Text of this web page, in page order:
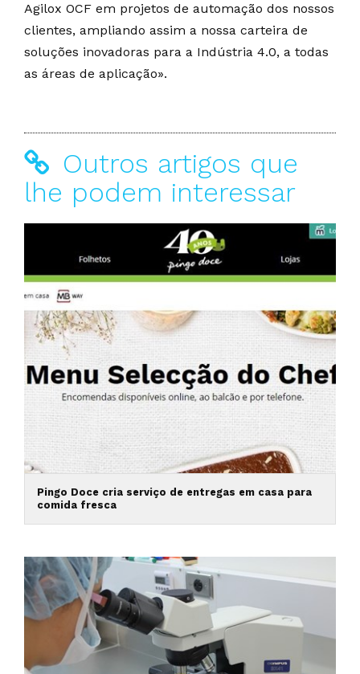
Agilox OCF em projetos de automação dos nossos
clientes, ampliando assim a nossa carteira de
soluções inovadoras para a Indústria 4.0, a todas
as áreas de aplicação».
Outros artigos que
lhe podem interessar
Pingo Doce cria serviço de entregas em casa para
comida fresca